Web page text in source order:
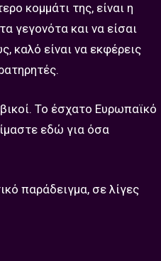
κομμάτι της, είναι η
γεγονότα και να είσαι
καλό είναι να εκφέρεις
Το έσχατο Ευρωπαϊκό
εδώ για όσα
παράδειγμα, σε λίγες